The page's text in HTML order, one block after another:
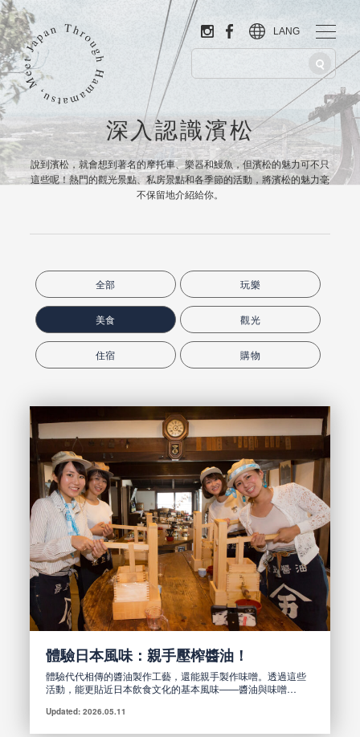
LANG
深入認識濱松
說到濱松，就會想到著名的摩托車、樂器和鰻魚，但濱松的魅力可不只
這些呢！熱門的觀光景點、私房景點和各季節的活動，將濱松的魅力毫
不保留地介紹給你。
全部 玩樂
美食 觀光
住宿 購物
體驗日本風味：親手壓榨醬油！
體驗代代相傳的醬油製作工藝，還能親手製作味噌。透過這些
活動，能更貼近日本飲食文化的基本風味——醬油與味噌…
Updated: 2026.05.11